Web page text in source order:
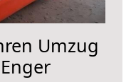
Umzug